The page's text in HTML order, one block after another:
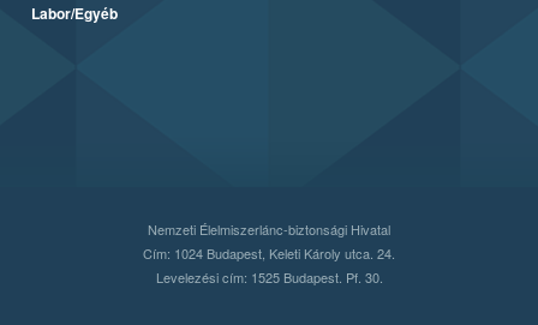
Labor/Egyéb
Nemzeti Élelmiszerlánc-biztonsági Hivatal
Cím: 1024 Budapest, Keleti Károly utca. 24.
Levelezési cím: 1525 Budapest. Pf. 30.